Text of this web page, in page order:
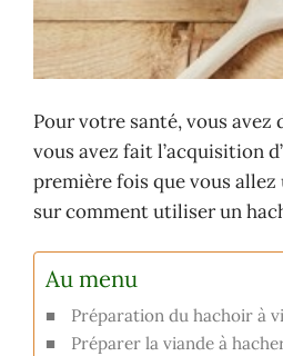
Pour votre santé, vous avez
vous avez fait l’acquisition
première fois que vous
sur comment utiliser un
Au menu
Préparation du hachoir à
Préparer la viande à